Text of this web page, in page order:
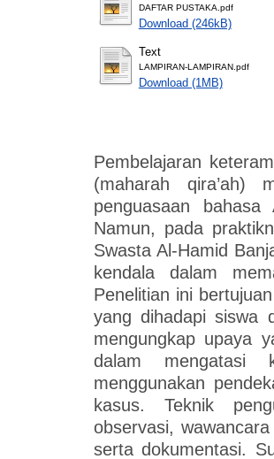
DAFTAR PUSTAKA.pdf
Download (246kB)
Text
LAMPIRAN-LAMPIRAN.pdf
Download (1MB)
Pembelajaran
(maharah qira’ah)
penguasaan
Namun, pada
Swasta Al-Hamid
kendala dalam
Penelitian ini
yang dihadapi siswa
mengungkap upaya
dalam mengatasi
menggunakan
kasus. Teknik
observasi,
serta dokumentasi.